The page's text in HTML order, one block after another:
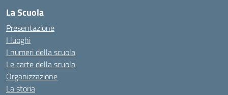
La Scuola
Presentazione
I luoghi
I numeri della scuola
Le carte della scuola
Organizzazione
La storia